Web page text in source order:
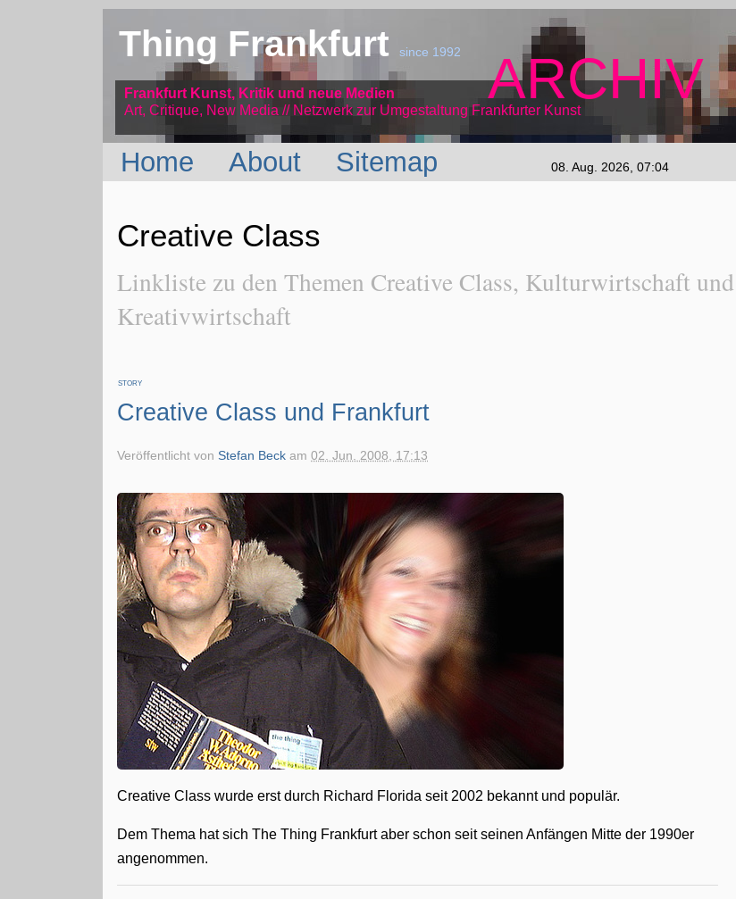
Thing Frankfurtsince 1992
Frankfurt Kunst, Kritik und neue Medien
Art, Critique, New Media // Netzwerk
ARCHIV
zur Umgestaltung Frankfurter Kunst
Home About Sitemap 08. Aug. 2026, 07:04
Creative Class
Linkliste zu den Themen Creative Class, Kulturwirtschaft und
Kreativwirtschaft
STORY
Creative Class und Frankfurt
Veröffentlicht vonStefan Beck am02. Jun. 2008, 17:13
Creative Class wurde erst durch Richard Florida seit 2002 bekannt und populär.
Dem Thema hat sich The Thing Frankfurt aber schon seit seinen Anfängen Mitte der 1990er
angenommen.